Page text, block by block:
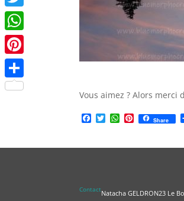
Vous aimez ? Alors merci
Facebook
TwitterWhatsApp
Pinterest
Share
ContactNatacha GELDRON23 Le
Twitter
WhatsApp
Pinterest
Partager